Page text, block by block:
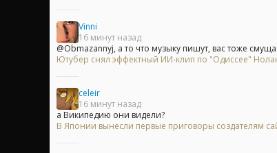
Vinni
16 минут назад
@Obmazannyj, а то что музыку пишут, вас тоже
Ютубер снял эффектный ИИ-клип по "Одиссее"
celeir
16 минут назад
а Википедию они видели?
В Японии вынесли первые приговоры создателям